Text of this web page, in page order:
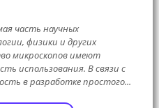
часть научных
физики и других
микроскопов имеют
использования. В связи с
в разработке простого...